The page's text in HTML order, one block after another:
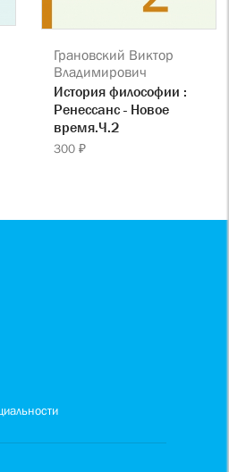
Грановский Виктор
Владимирович
История философии :
Ренессанс - Новое
время.Ч.2
300 ₽